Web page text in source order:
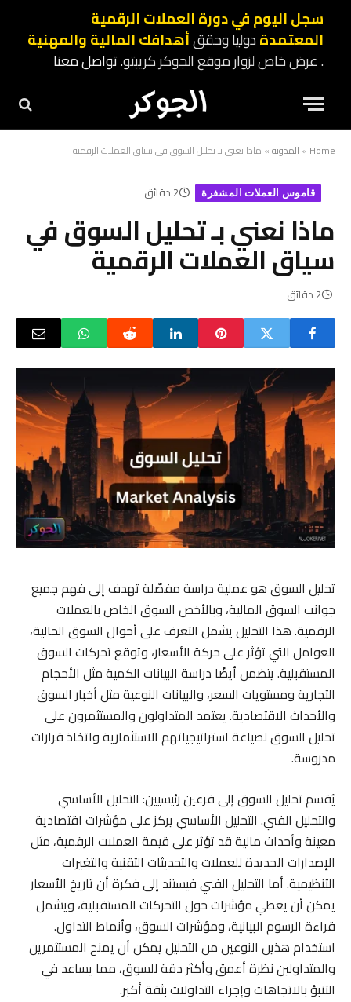
سجل اليوم في دورة العملات الرقمية
المعتمدةدوليا وحققأهدافك المالية والمهنية
. عرض خاص لزوار موقع الجوكر كريبتو.تواصل معنا
Home
» المدونة» ماذا نعني بـ تحليل السوق في سياق العملات الرقمية
قاموس العملات المشفرة 2 دقائق
ماذا نعني بـ تحليل السوق في
سياق العملات الرقمية
2 دقائق
تحليل السوق هو عملية دراسة مفصّلة تهدف إلى فهم جميع
جوانب السوق المالية، وبالأخص السوق الخاص بالعملات
الرقمية. هذا التحليل يشمل التعرف على أحوال السوق الحالية،
العوامل التي تؤثر على حركة الأسعار، وتوقع تحركات السوق
المستقبلية. يتضمن أيضًا دراسة البيانات الكمية مثل الأحجام
التجارية ومستويات السعر، والبيانات النوعية مثل أخبار السوق
والأحداث الاقتصادية. يعتمد المتداولون والمستثمرون على
تحليل السوق لصياغة استراتيجياتهم الاستثمارية واتخاذ قرارات
مدروسة.
يُقسم تحليل السوق إلى فرعين رئيسيين: التحليل الأساسي
والتحليل الفني. التحليل الأساسي يركز على مؤشرات اقتصادية
معينة وأحداث مالية قد تؤثر على قيمة العملات الرقمية، مثل
الإصدارات الجديدة للعملات والتحديثات التقنية والتغيرات
التنظيمية. أما التحليل الفني فيستند إلى فكرة أن تاريخ الأسعار
يمكن أن يعطي مؤشرات حول التحركات المستقبلية، ويشمل
قراءة الرسوم البيانية، ومؤشرات السوق، وأنماط التداول.
استخدام هذين النوعين من التحليل يمكن أن يمنح المستثمرين
والمتداولين نظرة أعمق وأكثر دقة للسوق، مما يساعد في
التنبؤ بالاتجاهات وإجراء التداولات بثقة أكبر.